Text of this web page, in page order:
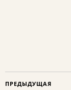
ПРЕДЫДУЩАЯ